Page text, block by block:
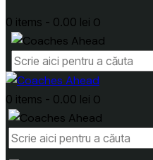
0 items - 0.00 lei 0
0 items - 0.00 lei 0